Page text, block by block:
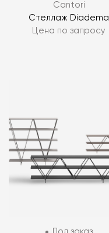
Cantori
Стеллаж Diadema
Цена по запросу